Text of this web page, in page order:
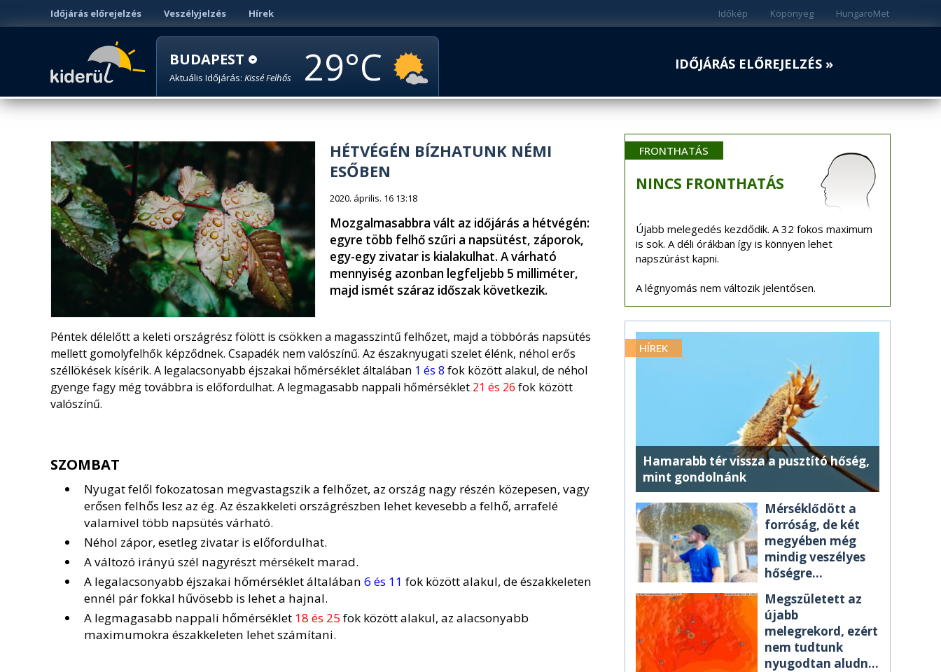
Időjárás előrejelzés Veszélyjelzés Hírek HungaroMet
Köpönyeg
Időkép
BUDAPEST
Aktuális Időjárás: Kissé Felhős 29 IDŐJÁRÁS ELŐREJELZÉS »
HÉTVÉGÉN BÍZHATUNK NÉMI
ESŐBEN
2020. április. 16 13:18
Mozgalmasabbra vált az időjárás a hétvégén:
egyre több felhő szűri a napsütést, záporok,
egy-egy zivatar is kialakulhat. A várható
mennyiség azonban legfeljebb 5 milliméter,
majd ismét száraz időszak következik.
Péntek délelőtt a keleti országrész fölött is csökken a magasszintű felhőzet, majd a többórás napsütés
mellett gomolyfelhők képződnek. Csapadék nem valószínű. Az északnyugati szelet élénk, néhol erős
széllökések kísérik. A legalacsonyabb éjszakai hőmérséklet általában 1 és 8 fok között alakul, de néhol
gyenge fagy még továbbra is előfordulhat. A legmagasabb nappali hőmérséklet 21 és 26 fok között
valószínű.
SZOMBAT
Nyugat felől fokozatosan megvastagszik a felhőzet, az ország nagy részén közepesen, vagy
erősen felhős lesz az ég. Az északkeleti országrészben lehet kevesebb a felhő, arrafelé
valamivel több napsütés várható.
Néhol zápor, esetleg zivatar is előfordulhat.
A változó irányú szél nagyrészt mérsékelt marad.
A legalacsonyabb éjszakai hőmérséklet általában 6 és 11 fok között alakul, de északkeleten
ennél pár fokkal hűvösebb is lehet a hajnal.
A legmagasabb nappali hőmérséklet 18 és 25 fok között alakul, az alacsonyabb
maximumokra északkeleten lehet számítani.
FRONTHATÁS
NINCS FRONTHATÁS
Újabb melegedés kezdődik. A 32 fokos maximum
is sok. A déli órákban így is könnyen lehet
napszúrást kapni.
A légnyomás nem változik jelentősen.
HÍREK
Hamarabb tér vissza a pusztító hőség,
mint gondolnánk
Mérséklődött a
forróság, de két
megyében még
mindig veszélyes
hőségre
Megszületett az
újabb
melegrekord, ezért
nem tudtunk
nyugodtan aludni